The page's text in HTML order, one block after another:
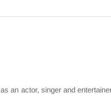
an actor, singer and